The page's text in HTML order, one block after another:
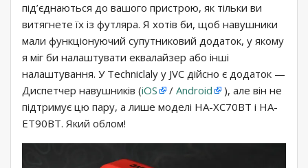
під’єднаються до вашого пристрою, як тільки ви
витягнете їх із футляра. Я хотів би, щоб навушники
мали функціонуючий супутниковий додаток, у якому
я міг би налаштувати еквалайзер або інші
налаштування. У Techniclaly у JVC дійсно є додаток —
Диспетчер навушників (iOS / Android
), але він не
підтримує цю пару, а лише моделі HA-XC70BT і HA-
ET90BT. Який облом!